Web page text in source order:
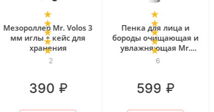
6
Пенка для лица и
бороды очищающая и
увлажняющая Mr.
Volos, 160 мл
599 ₽
13
Сыворотка для роста
ресниц и бровей
GURUGROW, 5 мл
849 ₽